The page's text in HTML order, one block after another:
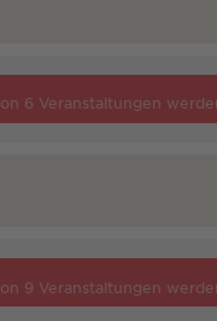
6 Veranstaltungen
9 Veranstaltungen